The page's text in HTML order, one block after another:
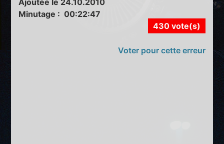
Minutage : 00:22:47
430 vote(s)
Voter pour cette erreur